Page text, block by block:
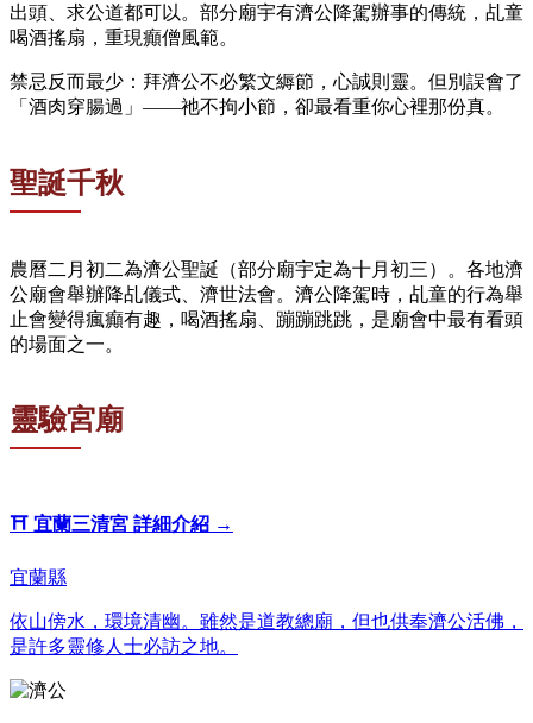
出頭、求公道都可以。部分廟宇有濟公降駕辦事的傳統，乩童
喝酒搖扇，重現癲僧風範。
禁忌反而最少：拜濟公不必繁文縟節，心誠則靈。但別誤會了
「酒肉穿腸過」——祂不拘小節，卻最看重你心裡那份真。
聖誕千秋
農曆二月初二為濟公聖誕（部分廟宇定為十月初三）。各地濟
公廟會舉辦降乩儀式、濟世法會。濟公降駕時，乩童的行為舉
止會變得瘋癲有趣，喝酒搖扇、蹦蹦跳跳，是廟會中最有看頭
的場面之一。
靈驗宮廟
⛩️ 宜蘭三清宮 詳細介紹 →
宜蘭縣
依山傍水，環境清幽。雖然是道教總廟，但也供奉濟公活佛，
是許多靈修人士必訪之地。